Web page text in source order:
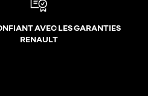
AVEC LES GARANTIES
RENAULT